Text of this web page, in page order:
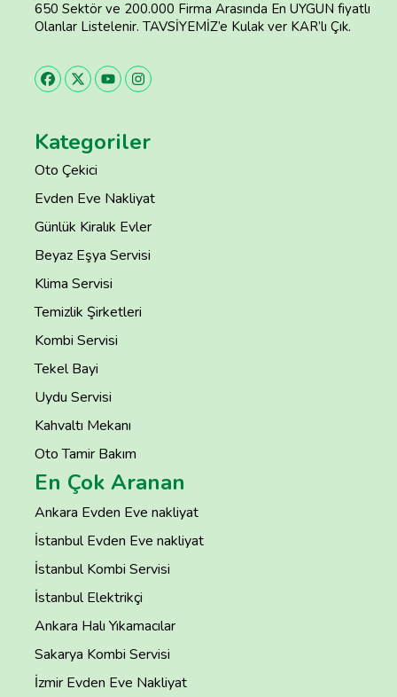
650 Sektör ve 200.000 Firma Arasında En UYGUN fiyatlı
Olanlar Listelenir. TAVSİYEMİZ’e Kulak ver KAR’lı Çık.
Kategoriler
Oto Çekici
Evden Eve Nakliyat
Günlük Kiralık Evler
Beyaz Eşya Servisi
Klima Servisi
Temizlik Şirketleri
Kombi Servisi
Tekel Bayi
Uydu Servisi
Kahvaltı Mekanı
Oto Tamir Bakım
En Çok Aranan
Ankara Evden Eve nakliyat
İstanbul Evden Eve nakliyat
İstanbul Kombi Servisi
İstanbul Elektrikçi
Ankara Halı Yıkamacılar
Sakarya Kombi Servisi
İzmir Evden Eve Nakliyat